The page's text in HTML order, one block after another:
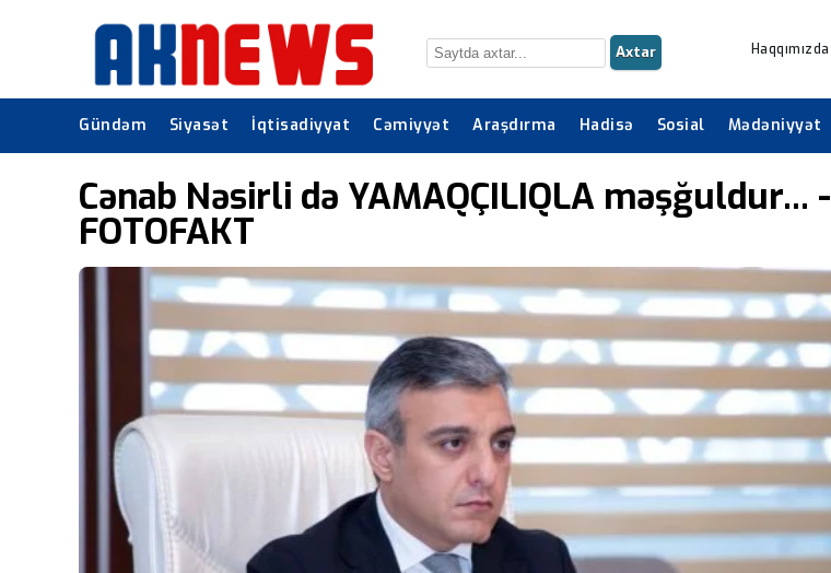
Axtar Haqqımızda
Gündəm Siyasət İqtisadiyyat Cəmiyyət Araşdırma Hadisə Sosial Mədəniyyət
Cənab Nəsirli də YAMAQÇILIQLA məşğuldur... -
FOTOFAKT